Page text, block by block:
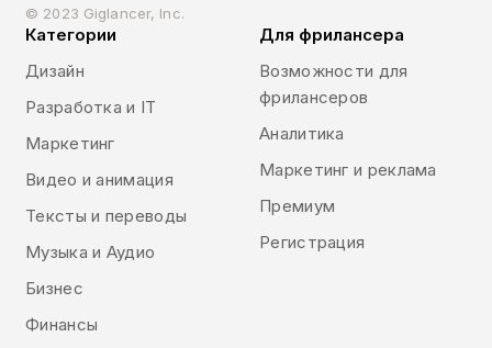
© 2023 Giglancer, Inc.
Категории
Дизайн
Разработка и IT
Маркетинг
Видео и анимация
Тексты и переводы
Музыка и Аудио
Бизнес
Финансы
Для фрилансера
Возможности для
фрилансеров
Аналитика
Маркетинг и реклама
Премиум
Регистрация